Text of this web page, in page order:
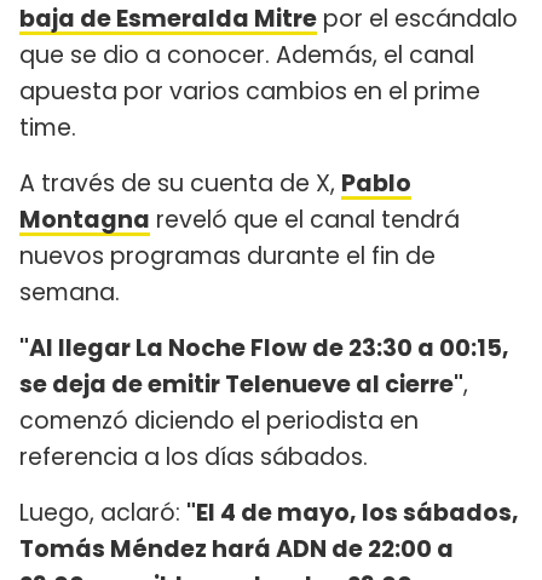
baja de Esmeralda Mitre por el escándalo
que se dio a conocer. Además, el canal
apuesta por varios cambios en el prime
time.
A través de su cuenta de X, Pablo
Montagna reveló que el canal tendrá
nuevos programas durante el fin de
semana.
"Al llegar La Noche Flow de 23:30 a 00:15,
se deja de emitir Telenueve al cierre",
comenzó diciendo el periodista en
referencia a los días sábados.
Luego, aclaró: "El 4 de mayo, los sábados,
Tomás Méndez hará ADN de 22:00 a